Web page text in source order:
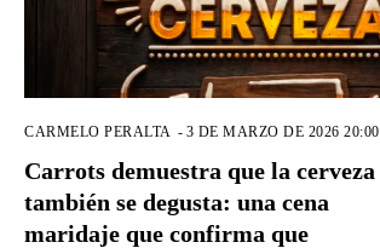
CARMELO PERALTA - 3 DE MARZO DE 2026 20:00
Carrots demuestra que la cerveza
también se degusta: una cena
maridaje que confirma que